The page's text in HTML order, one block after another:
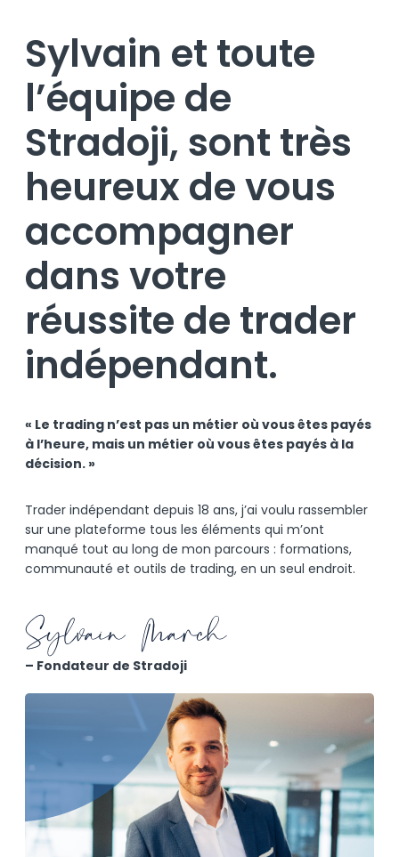
Sylvain et toute
l’équipe de
Stradoji, sont très
heureux de vous
accompagner
dans votre
réussite de trader
indépendant.
« Le trading n’est pas un métier où vous êtes payés
à l’heure, mais un métier où vous êtes payés à la
décision. »
Trader indépendant depuis 18 ans, j’ai voulu rassembler
sur une plateforme tous les éléments qui m’ont
manqué tout au long de mon parcours : formations,
communauté et outils de trading, en un seul endroit.
– Fondateur de Stradoji